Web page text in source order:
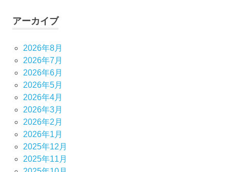
アーカイブ
2026年8月
2026年7月
2026年6月
2026年5月
2026年4月
2026年3月
2026年2月
2026年1月
2025年12月
2025年11月